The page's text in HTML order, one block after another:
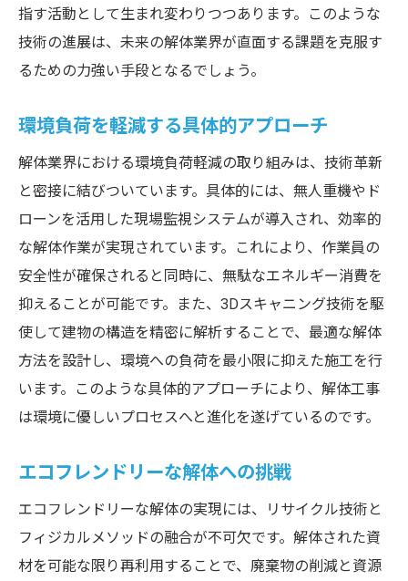
指す活動として生まれ変わりつつあります。このような
技術の進展は、未来の解体業界が直面する課題を克服す
るための力強い手段となるでしょう。
環境負荷を軽減する具体的アプローチ
解体業界における環境負荷軽減の取り組みは、技術革新
と密接に結びついています。具体的には、無人重機やド
ローンを活用した現場監視システムが導入され、効率的
な解体作業が実現されています。これにより、作業員の
安全性が確保されると同時に、無駄なエネルギー消費を
抑えることが可能です。また、3Dスキャニング技術を駆
使して建物の構造を精密に解析することで、最適な解体
方法を設計し、環境への負荷を最小限に抑えた施工を行
います。このような具体的アプローチにより、解体工事
は環境に優しいプロセスへと進化を遂げているのです。
エコフレンドリーな解体への挑戦
エコフレンドリーな解体の実現には、リサイクル技術と
フィジカルメソッドの融合が不可欠です。解体された資
材を可能な限り再利用することで、廃棄物の削減と資源